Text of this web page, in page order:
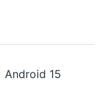
Android 15